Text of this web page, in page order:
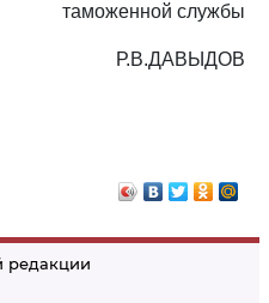
редакции
таможенной службы
Р.В.ДАВЫДОВ